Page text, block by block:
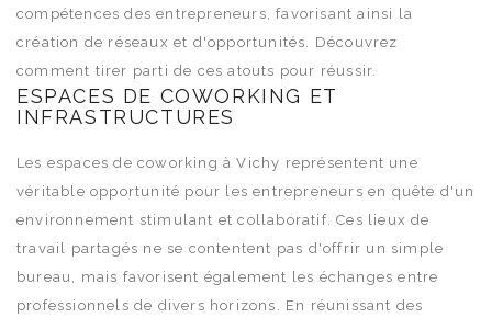
compétences des entrepreneurs, favorisant ainsi la
création de réseaux et d'opportunités. Découvrez
comment tirer parti de ces atouts pour réussir.
ESPACES DE COWORKING ET
INFRASTRUCTURES
Les espaces de coworking à Vichy représentent une
véritable opportunité pour les entrepreneurs en quête d'un
environnement stimulant et collaboratif. Ces lieux de
travail partagés ne se contentent pas d'offrir un simple
bureau, mais favorisent également les échanges entre
professionnels de divers horizons. En réunissant des